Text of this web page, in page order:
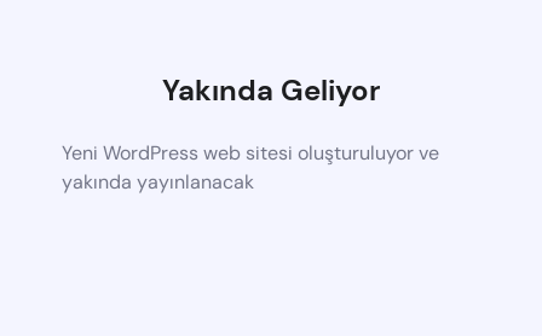
Yakında Geliyor
Yeni WordPress web sitesi oluşturuluyor ve
yakında yayınlanacak